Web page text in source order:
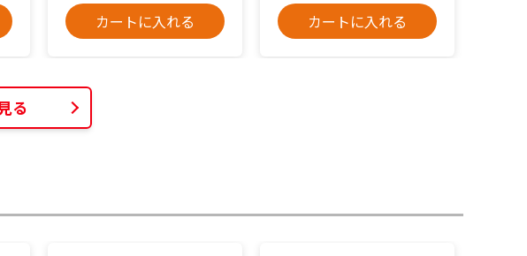
カートに入れる
カートに入れる
る